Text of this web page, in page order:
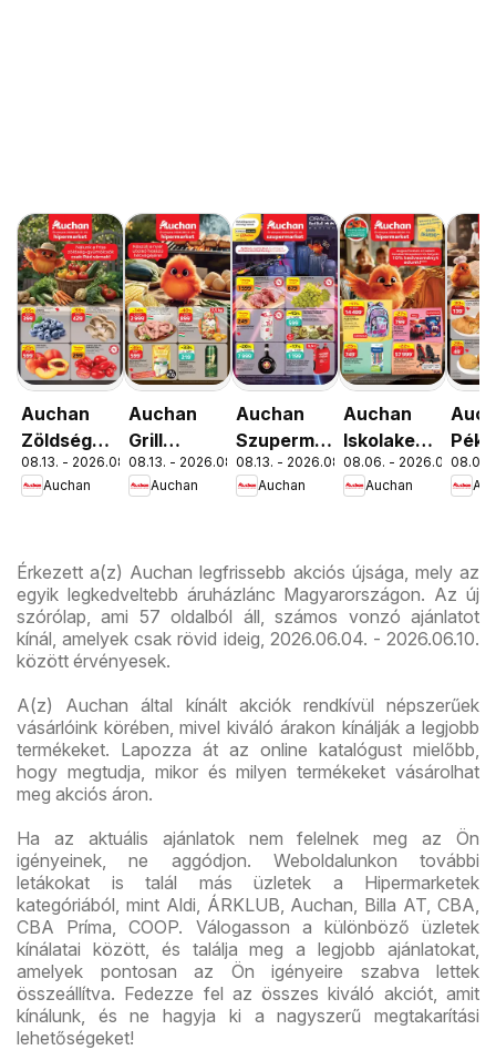
Auchan
Zöldség
Gyümölcs
ajánlatok
08.13. - 2026.08.19.
Auchan
Auchan
Grill
ajánlatok
08.13. - 2026.08.26.
Auchan
Auchan
Szupermarket
akciós
újság
08.13. - 2026.08.19.
Auchan
Auchan
Iskolakezdés
ajánlatok
08.06. - 2026.08.19.
Auchan
08.06.
Érkezett a(z) Auchan legfrissebb akciós újsága, mely az
egyik legkedveltebb áruházlánc Magyarországon. Az új
szórólap, ami 57 oldalból áll, számos vonzó ajánlatot
kínál, amelyek csak rövid ideig, 2026.06.04. - 2026.06.10.
között érvényesek.
A(z) Auchan által kínált akciók rendkívül népszerűek
vásárlóink körében, mivel kiváló árakon kínálják a legjobb
termékeket. Lapozza át az online katalógust mielőbb,
hogy megtudja, mikor és milyen termékeket vásárolhat
meg akciós áron.
Ha az aktuális ajánlatok nem felelnek meg az Ön
igényeinek, ne aggódjon. Weboldalunkon további
letákokat is talál más üzletek a Hipermarketek
kategóriából, mint Aldi, ÁRKLUB, Auchan, Billa AT, CBA,
CBA Príma, COOP. Válogasson a különböző üzletek
kínálatai között, és találja meg a legjobb ajánlatokat,
amelyek pontosan az Ön igényeire szabva lettek
összeállítva. Fedezze fel az összes kiváló akciót, amit
kínálunk, és ne hagyja ki a nagyszerű megtakarítási
lehetőségeket!